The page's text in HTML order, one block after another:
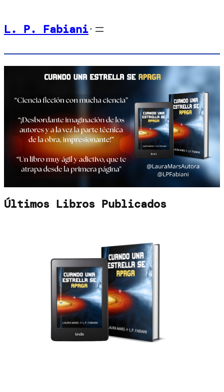
al
L. P. Fabiani•
Últimos Libros Publicados